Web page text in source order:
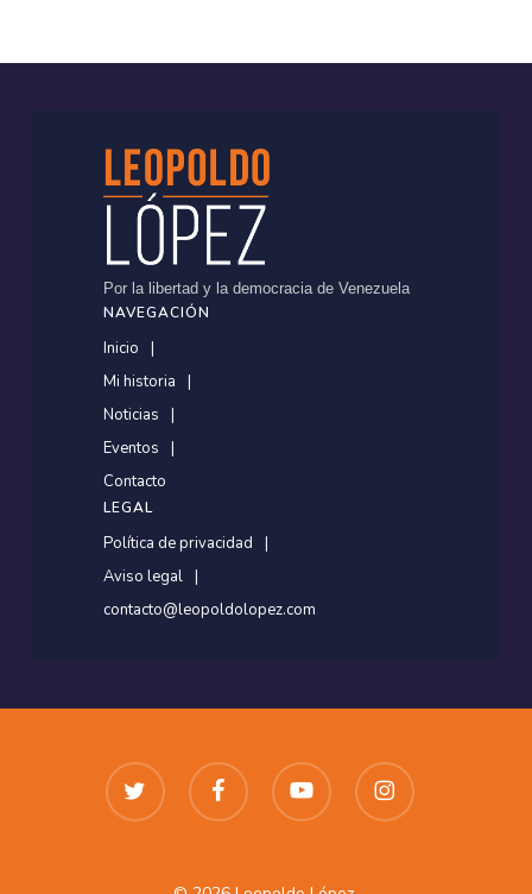
Por la libertad y la democracia de Venezuela
NAVEGACIÓN
Inicio
Mi historia
Noticias
Eventos
Contacto
LEGAL
Política de privacidad
Aviso legal
contacto@leopoldolopez.com
twitter facebook youtube instagram